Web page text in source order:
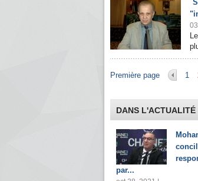
Pages
Première page 1
DANS L'ACTUALITÉ
par...